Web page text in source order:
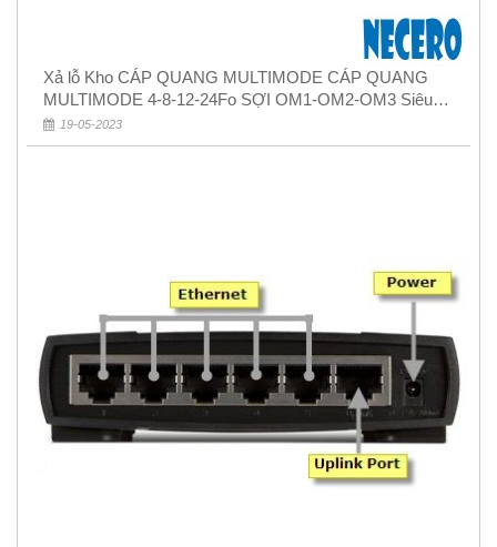
Xả lỗ Kho CÁP QUANG MULTIMODE CÁP QUANG
MULTIMODE 4-8-12-24Fo SỢI OM1-OM2-OM3 Siêu
Rẻ 5k
19-05-2023